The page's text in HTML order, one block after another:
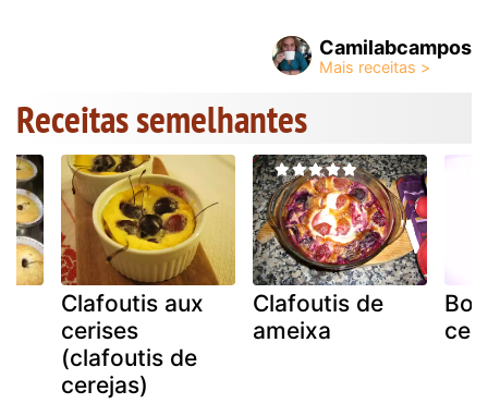
Camilabcampos
Receitas semelhantes
Clafoutis aux
cerises
(clafoutis de
cerejas)
Clafoutis de
ameixa